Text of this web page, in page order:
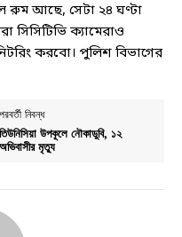
রুম আছে, সেটা ২৪ ঘণ্টা
সিসিটিভি ক্যামেরাও
করবো। পুলিশ বিভাগের
পরবর্তী নিবন্ধ
তিউনিসিয়া উপকূলে নৌকাডুবি, ১২
অভিবাসীর মৃত্যু